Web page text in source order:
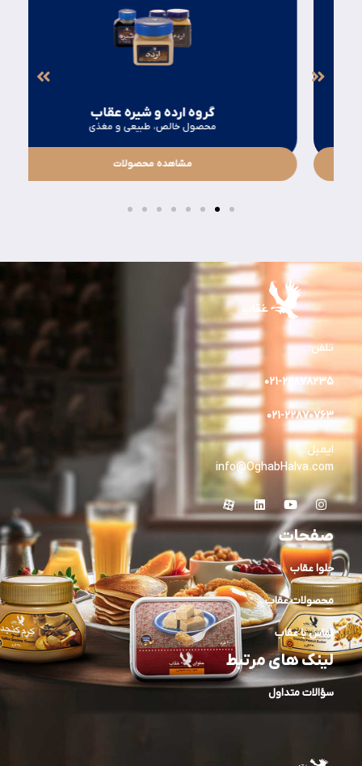
گروه ارده و شیره عقاب
محصول خالص، طبیعی و مغذی
مشاهده محصولات
تلفن:
۰۲۱-۲۲۸۷۸۲٣۵
۰۲۱-۲۲۸۷۰۷۶۳
ایمیل:
info@OghabHalva.com
صفحات
حلوا عقاب
محصولات عقاب
تماس با عقاب
لینک های مرتبط
سؤالات متداول